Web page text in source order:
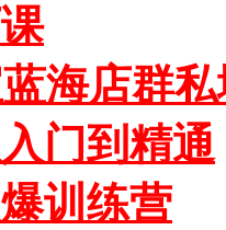
海店群
门到精通
训练营